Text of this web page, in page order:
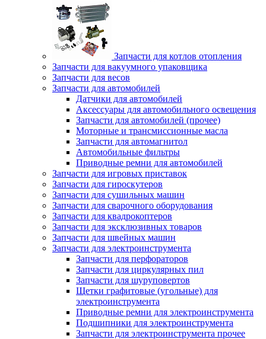
Запчасти для котлов отопления
Запчасти для вакуумного упаковщика
Запчасти для весов
Запчасти для автомобилей
Датчики для автомобилей
Аксессуары для автомобильного освещения
Запчасти для автомобилей (прочее)
Моторные и трансмиссионные масла
Запчасти для автомагнитол
Автомобильные фильтры
Приводные ремни для автомобилей
Запчасти для игровых приставок
Запчасти для гироскутеров
Запчасти для сушильных машин
Запчасти для сварочного оборудования
Запчасти для квадрокоптеров
Запчасти для эксклюзивных товаров
Запчасти для швейных машин
Запчасти для электроинструмента
Запчасти для перфораторов
Запчасти для циркулярных пил
Запчасти для шуруповертов
Щетки графитовые (угольные) для
электроинструмента
Приводные ремни для электроинструмента
Подшипники для электроинструмента
Запчасти для электроинструмента прочее